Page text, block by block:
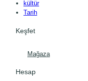
kültür
Tarih
Keşfet
Mağaza
Hesap